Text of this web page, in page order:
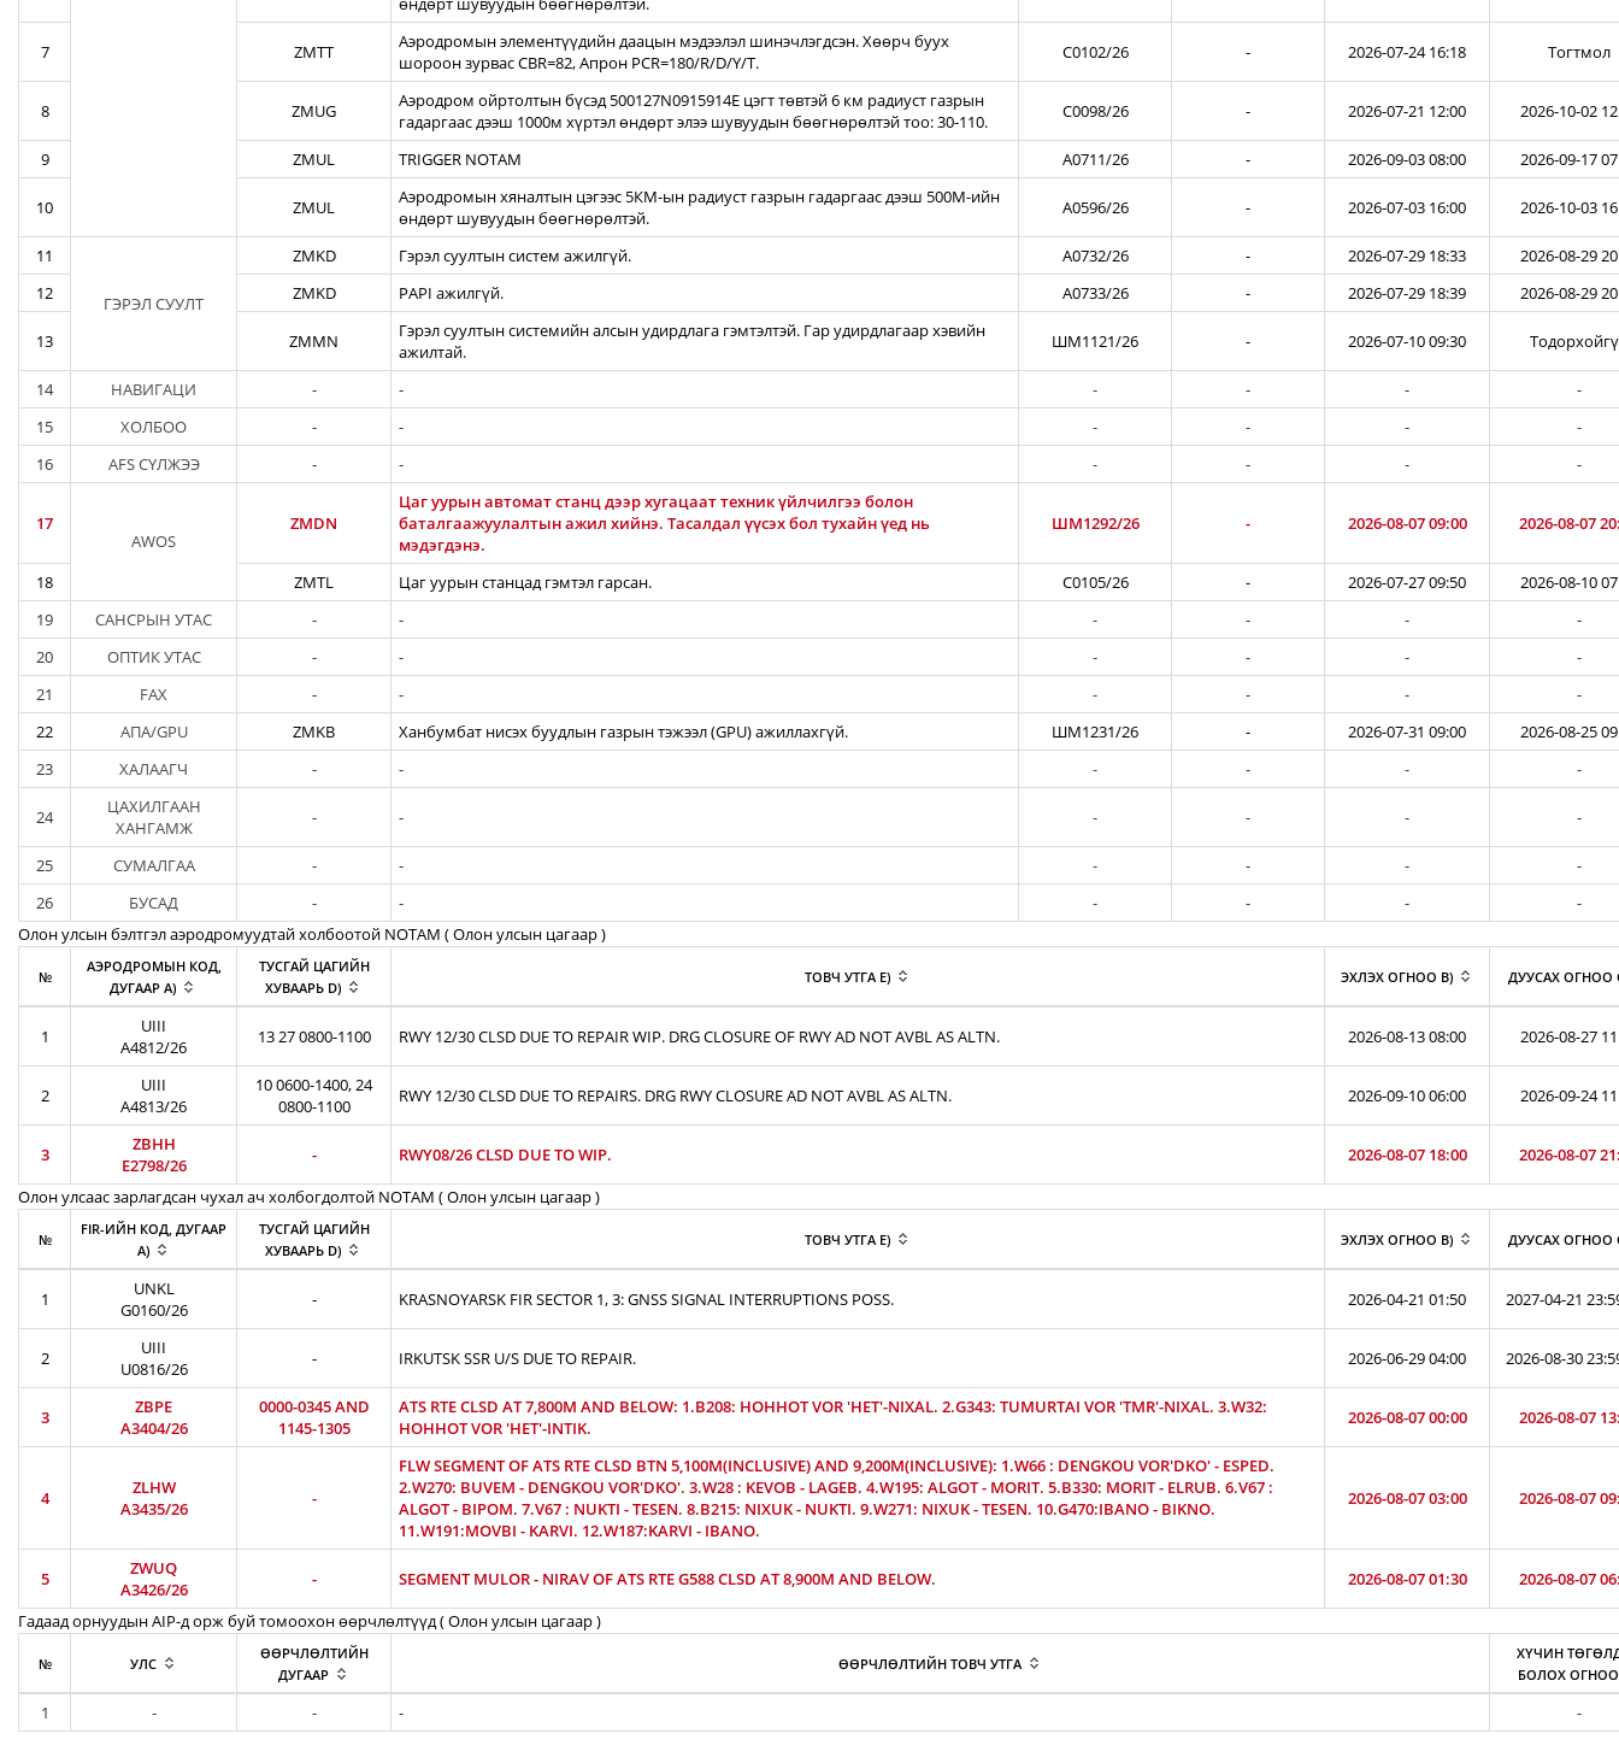
7 ZMTT
Аэродромын элементүүдийн даацын мэдээлэл шинэчлэгдсэн. Хөөрч буух
шороон зурвас CBR=82, Апрон PCR=180/R/D/Y/T.
C0102/26 - 2026-07-24 16:18 Тогтмол
8 ZMUG
Аэродром ойртолтын бүсэд 500127N0915914E цэгт төвтэй 6 км радиуст газрын
гадаргаас дээш 1000м хүртэл өндөрт элээ шувуудын бөөгнөрөлтэй тоо: 30-110.
C0098/26 - 2026-07-21 12:00 2026-10-02
9 ZMUL TRIGGER NOTAM A0711/26 - 2026-09-03 08:00 2026-09-17
10 ZMUL
Аэродромын хяналтын цэгээс 5КМ-ын радиуст газрын гадаргаас дээш 500М-ийн
өндөрт шувуудын бөөгнөрөлтэй.
A0596/26 - 2026-07-03 16:00 2026-10-03
11
ГЭРЭЛ СУУЛТ
ZMKD Гэрэл суултын систем ажилгүй. A0732/26 - 2026-07-29 18:33
2026-08-29
12
ZMKD PAPI ажилгүй. A0733/26 - 2026-07-29 18:39 2026-08-29
13 ZMMN
Гэрэл суултын системийн алсын удирдлага гэмтэлтэй. Гар удирдлагаар хэвийн
ажилтай.
ШМ1121/26 - 2026-07-10 09:30
14 НАВИГАЦИ - - - - -
-
15
ХОЛБОО - - - - -
-
16
AFS СҮЛЖЭЭ - - - - - -
17
AWOS
ZMDN
Цаг уурын автомат станц дээр хугацаат техник үйлчилгээ болон
баталгаажуулалтын ажил хийнэ. Тасалдал үүсэх бол тухайн үед нь
мэдэгдэнэ.
ШМ1292/26 - 2026-08-07 09:00 2026-08-07
18 ZMTL Цаг уурын станцад гэмтэл гарсан. C0105/26 - 2026-07-27 09:50
2026-08-10
19
САНСРЫН УТАС - - - - -
-
20
ОПТИК УТАС - - - - -
-
21
FAX - - - - -
-
22
АПА/GPU ZMKB Ханбумбат нисэх буудлын газрын тэжээл (GPU) ажиллахгүй. ШМ1231/26 - 2026-07-31 09:00
2026-08-25
23
ХАЛААГЧ - - - - - -
24
ЦАХИЛГААН
ХАНГАМЖ
- - - - - -
25 СУМАЛГАА - - - - -
-
26
БУСАД - - - - -
-
Олон улсын бэлтгэл аэродромуудтай холбоотой NOTAM ( Oлон улсын цагаар )
№
АЭРОДРОМЫН КОД,
ДУГААР A)
ТУСГАЙ ЦАГИЙН
ХУВААРЬ D)
ТОВЧ УТГА E) ЭХЛЭХ ОГНОО B) ДУУСАХ ОГНОО
1
UIII
A4812/26
13 27 0800-1100 RWY 12/30 CLSD DUE TO REPAIR WIP. DRG CLOSURE OF RWY AD NOT AVBL AS ALTN. 2026-08-13 08:00 2026-08-27
2
UIII
A4813/26
10 0600-1400, 24
0800-1100
RWY 12/30 CLSD DUE TO REPAIRS. DRG RWY CLOSURE AD NOT AVBL AS ALTN. 2026-09-10 06:00 2026-09-24
3
ZBHH
E2798/26
- RWY08/26 CLSD DUE TO WIP. 2026-08-07 18:00
2026-08-07
Олон улсаас зарлагдсан чухал ач холбогдолтой NOTAM ( Олон улсын цагаар )
№
FIR-ИЙН КОД, ДУГААР
A)
ТУСГАЙ ЦАГИЙН
ХУВААРЬ D)
ТОВЧ УТГА E) ЭХЛЭХ ОГНОО B) ДУУСАХ ОГНОО
1
UNKL
G0160/26
- KRASNOYARSK FIR SECTOR 1, 3: GNSS SIGNAL INTERRUPTIONS POSS. 2026-04-21 01:50 2027-04-21
2
UIII
U0816/26
- IRKUTSK SSR U/S DUE TO REPAIR. 2026-06-29 04:00 2026-08-30
3
ZBPE
A3404/26
0000-0345 AND
1145-1305
ATS RTE CLSD AT 7,800M AND BELOW: 1.B208: HOHHOT VOR 'HET'-NIXAL. 2.G343: TUMURTAI VOR 'TMR'-NIXAL. 3.W32:
HOHHOT VOR 'HET'-INTIK.
2026-08-07 00:00 2026-08-07
4
ZLHW
A3435/26
-
FLW SEGMENT OF ATS RTE CLSD BTN 5,100M(INCLUSIVE) AND 9,200M(INCLUSIVE): 1.W66 : DENGKOU VOR'DKO' - ESPED.
2.W270: BUVEM - DENGKOU VOR'DKO'. 3.W28 : KEVOB - LAGEB. 4.W195: ALGOT - MORIT. 5.B330: MORIT - ELRUB. 6.V67 :
ALGOT - BIPOM. 7.V67 : NUKTI - TESEN. 8.B215: NIXUK - NUKTI. 9.W271: NIXUK - TESEN. 10.G470:IBANO - BIKNO.
11.W191:MOVBI - KARVI. 12.W187:KARVI - IBANO.
2026-08-07 03:00 2026-08-07
5
ZWUQ
A3426/26
- SEGMENT MULOR - NIRAV OF ATS RTE G588 CLSD AT 8,900M AND BELOW. 2026-08-07 01:30
2026-08-07
Гадаад орнуудын AIP-д орж буй томоохон өөрчлөлтүүд ( Олон улсын цагаар )
№ УЛС
ӨӨРЧЛӨЛТИЙН
ДУГААР
ӨӨРЧЛӨЛТИЙН ТОВЧ УТГА
ХҮЧИН
БОЛОХ ОГНОО
1 - - - -